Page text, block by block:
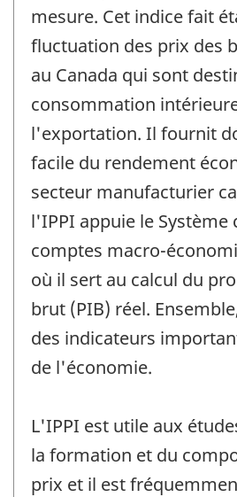
mesure. Cet indice fait
fluctuation des prix des
au Canada qui sont
consommation
l'exportation. Il fournit
facile du rendement
secteur manufacturier
l'IPPI appuie le Système
comptes macro-
où il sert au calcul du
brut (PIB) réel.
des indicateurs
de l'économie.
L'IPPI est utile aux
la formation et du
prix et il est